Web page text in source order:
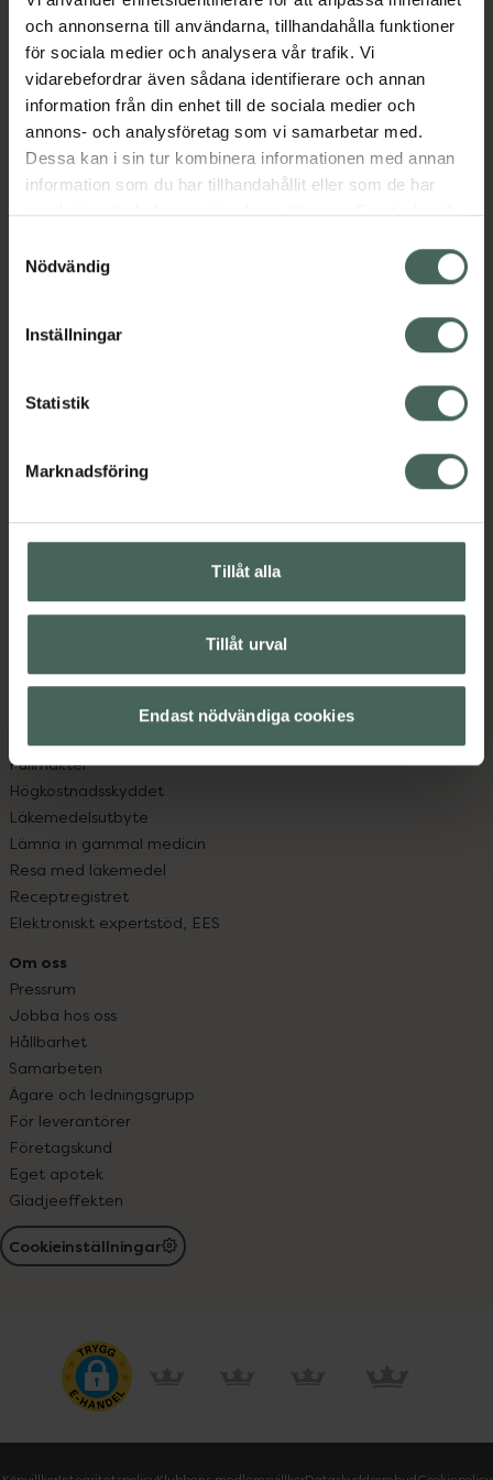
och annonserna till användarna, tillhandahålla funktioner
för sociala medier och analysera vår trafik. Vi
vidarebefordrar även sådana identifierare och annan
information från din enhet till de sociala medier och
annons- och analysföretag som vi samarbetar med.
Dessa kan i sin tur kombinera informationen med annan
information som du har tillhandahållit eller som de har
samlat in när du har använt deras tjänster. Samtycke till
återkalla ditt samtycke via webbplatsens
cookieinställningar. Ett återkallat samtycke påverkar inte
lagligheten av behandling som skett innan återkallelsen.
Nödvändig
Inställningar
Statistik
Marknadsföring
Tillåt alla
Tillåt urval
Endast nödvändiga cookies
Aktuella erbjudanden
Beskrivning Dölj
Kronans Apotek finns här för dig. Du hittar oss från Skåne i
syd till Lappland i norr, och online i mobilen och på
datorn. Oavsett vem du är så är det vårt uppdrag att
med oss.
Hitta apotek
Kundklubb
App
Fullmakter
Högkostnadsskyddet
Läkemedelsutbyte
Lämna in gammal medicin
Resa med läkemedel
Receptregistret
Elektroniskt expertstöd, EES
Om oss
Pressrum
Jobba hos oss
Hållbarhet
Samarbeten
Ägare och ledningsgrupp
För leverantörer
Företagskund
Eget apotek
Glädjeeffekten
Cookieinställningar